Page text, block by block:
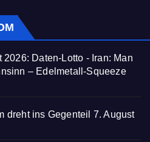
2026: Daten-Lotto - Iran: Man
– Edelmetall-Squeeze
dreht ins Gegenteil 7. August